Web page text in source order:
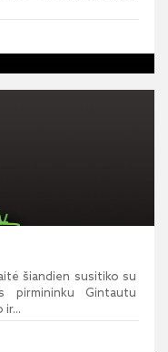
šiandien susitiko su
pirmininku Gintautu
ir...